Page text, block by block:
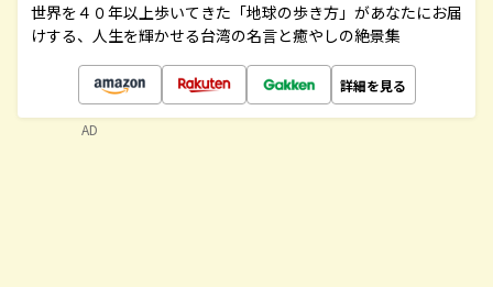
世界を４０年以上歩いてきた「地球の歩き方」があなたにお届
けする、人生を輝かせる台湾の名言と癒やしの絶景集
詳細を見る
AD